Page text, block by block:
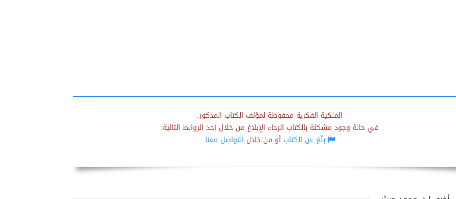
الملكية الفكرية محفوظة لمؤلف الكتاب المذكور.
في حالة وجود مشكلة بالكتاب الرجاء الإبلاغ من خلال أحد الروابط التالية:
بلّغ عن الكتابأو من خلال التواصل معنا